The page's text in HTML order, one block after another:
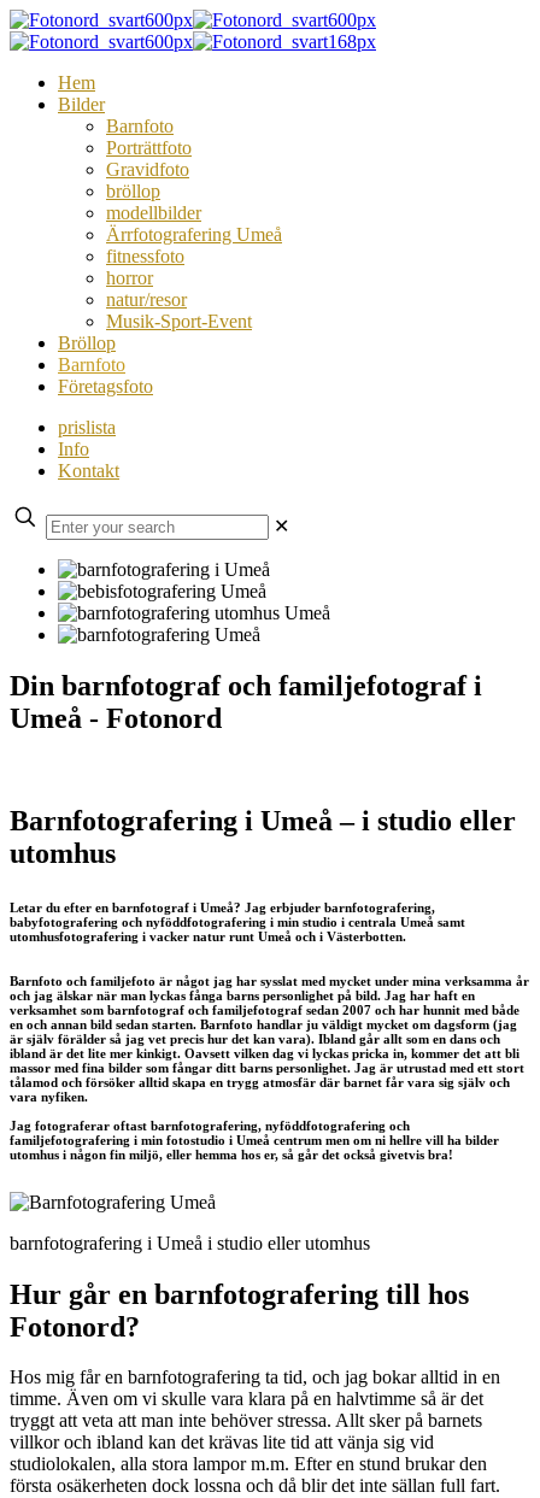
Hem
Bilder
Barnfoto
Porträttfoto
Gravidfoto
bröllop
modellbilder
Ärrfotografering Umeå
fitnessfoto
horror
natur/resor
Musik-Sport-Event
Bröllop
Barnfoto
Företagsfoto
prislista
Info
Kontakt
✕
Din barnfotograf och familjefotograf i
Umeå - Fotonord
Barnfotografering i Umeå – i studio eller
utomhus
Letar du efter en barnfotograf i Umeå? Jag erbjuder barnfotografering,
babyfotografering och nyföddfotografering i min studio i centrala Umeå samt
utomhusfotografering i vacker natur runt Umeå och i Västerbotten.
Barnfoto och familjefoto är något jag har sysslat med mycket under mina verksamma år
och jag älskar när man lyckas fånga barns personlighet på bild. Jag har haft en
verksamhet som barnfotograf och familjefotograf sedan 2007 och har hunnit med både
en och annan bild sedan starten. Barnfoto handlar ju väldigt mycket om dagsform (jag
är själv förälder så jag vet precis hur det kan vara). Ibland går allt som en dans och
ibland är det lite mer kinkigt. Oavsett vilken dag vi lyckas pricka in, kommer det att bli
massor med fina bilder som fångar ditt barns personlighet. Jag är utrustad med ett stort
tålamod och försöker alltid skapa en trygg atmosfär där barnet får vara sig själv och
vara nyfiken.
Jag fotograferar oftast barnfotografering, nyföddfotografering och
familjefotografering i min fotostudio i Umeå centrum men om ni hellre vill ha bilder
utomhus i någon fin miljö, eller hemma hos er, så går det också givetvis bra!
barnfotografering i Umeå i studio eller utomhus
Hur går en barnfotografering till hos
Fotonord?
Hos mig får en barnfotografering ta tid, och jag bokar alltid in en
timme. Även om vi skulle vara klara på en halvtimme så är det
tryggt att veta att man inte behöver stressa. Allt sker på barnets
villkor och ibland kan det krävas lite tid att vänja sig vid
studiolokalen, alla stora lampor m.m. Efter en stund brukar den
första osäkerheten dock lossna och då blir det inte sällan full fart.